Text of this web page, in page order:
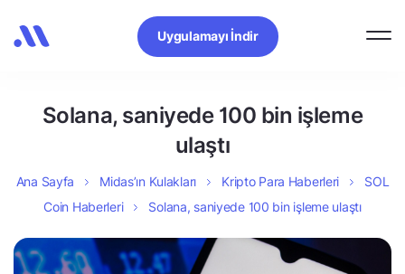
Uygulamayı İndir
Solana, saniyede 100 bin işleme
ulaştı
Ana Sayfa Midas’ın Kulakları Kripto Para Haberleri
SOL
Coin Haberleri
Solana, saniyede 100 bin işleme ulaştı